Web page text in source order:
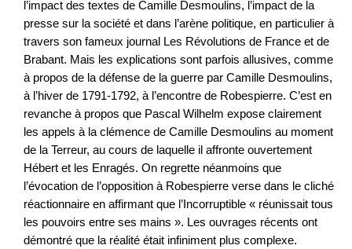
l’impact des textes de Camille Desmoulins, l’impact de la
presse sur la société et dans l’arène politique, en particulier à
travers son fameux journal Les Révolutions de France et de
Brabant. Mais les explications sont parfois allusives, comme
à propos de la défense de la guerre par Camille Desmoulins,
à l’hiver de 1791-1792, à l’encontre de Robespierre. C’est en
revanche à propos que Pascal Wilhelm expose clairement
les appels à la clémence de Camille Desmoulins au moment
de la Terreur, au cours de laquelle il affronte ouvertement
Hébert et les Enragés. On regrette néanmoins que
l’évocation de l’opposition à Robespierre verse dans le cliché
réactionnaire en affirmant que l’Incorruptible « réunissait tous
les pouvoirs entre ses mains ». Les ouvrages récents ont
démontré que la réalité était infiniment plus complexe.